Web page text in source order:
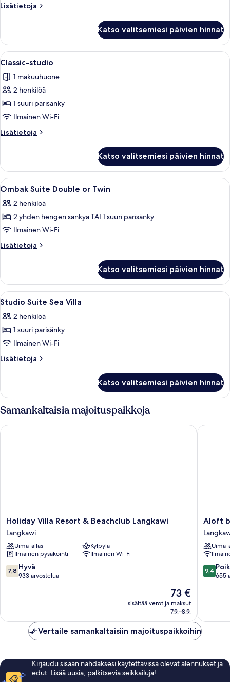
Lisätietoja
Lisätietoja
(Ombak
Suite)
Katso valitsemiesi päivien hinnat
Avaa
kaikki
huonetyypin
Classic-
studio
kuvat
Hotellihuone, jossa on sänky,
5
Classic-studio
1 makuuhuone
2 henkilöä
1 suuri parisänky
Ilmainen Wi-Fi
Lisätietoja
Lisätietoja
Katso valitsemiesi päivien hinnat
Avaa
kaikki
huonetyypin
Ombak
Suite
Double
kuvat
Tallelokero huoneessa, työpöytä,
8
Ombak Suite Double or Twin
2 henkilöä
2 yhden hengen sänkyä TAI 1 suuri parisänky
Ilmainen Wi-Fi
Lisätietoja
Lisätietoja
Double
or
Twin
Katso valitsemiesi päivien hinnat
Avaa
kaikki
huonetyypin
Studio
Suite
Sea
Tallelokero huoneessa, työpöytä,
7
Studio Suite Sea Villa
2 henkilöä
1 suuri parisänky
Ilmainen Wi-Fi
Lisätietoja
Lisätietoja
Sea
Katso valitsemiesi päivien hinnat
Samankaltaisia majoituspaikkoja
Holiday
Villa
Resort
&
Beachclub
Langkawi
Langkawi
Holiday Villa Resort & Beachclub Langkawi
Langkawi
Uima-allas
Kylpylä
Ilmainen pysäköinti
Ilmainen Wi-Fi
7.8
kautta
7,8 Hyvä
933 arvostelua
Hinta
on
73 €
73 €
sisältää verot ja maksut
7.9.–8.9.
Holiday Villa Resort & Beachclub Langkawi
Aloft
by
Marriott
Pantai
Tengah
Aloft
Uima-
9.4
kautta
9,4
655
Aloft by
Vertaile samankaltaisiin majoituspaikkoihin
Kirjaudu sisään nähdäksesi käytettävissä olevat alennukset ja
edut. Lisää uusia, palkitsevia seikkailuja!